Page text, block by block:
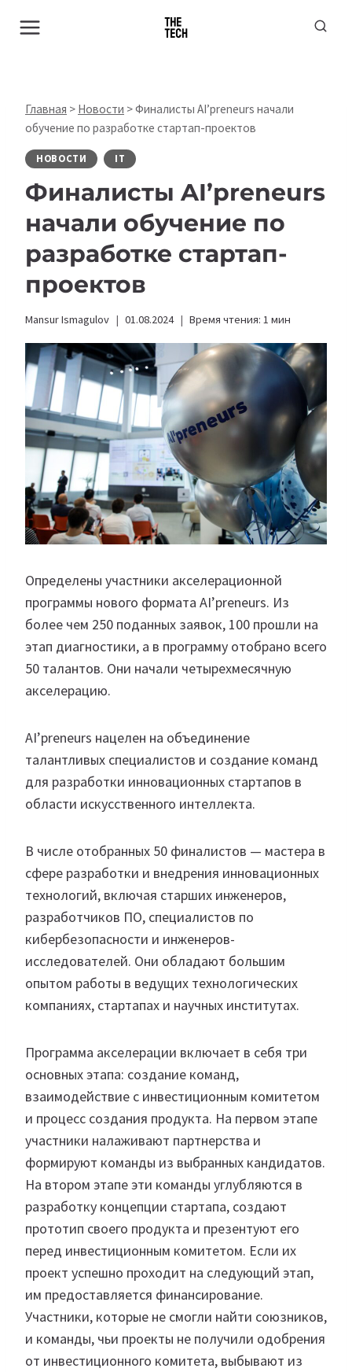
Главная > Новости >Финалисты AI’preneurs начали
обучение по разработке стартап-проектов
НОВОСТИ IT
Финалисты AI’preneurs
начали обучение по
разработке стартап-
проектов
Mansur Ismagulov 01.08.2024 Время чтения: 1 мин
Определены участники акселерационной
программы нового формата AI’preneurs. Из
более чем 250 поданных заявок, 100 прошли на
этап диагностики, а в программу отобрано всего
50 талантов. Они начали четырехмесячную
акселерацию.
AI’preneurs нацелен на объединение
талантливых специалистов и создание команд
для разработки инновационных стартапов в
области искусственного интеллекта.
В числе отобранных 50 финалистов — мастера в
сфере разработки и внедрения инновационных
технологий, включая старших инженеров,
разработчиков ПО, специалистов по
кибербезопасности и инженеров-
исследователей. Они обладают большим
опытом работы в ведущих технологических
компаниях, стартапах и научных институтах.
Программа акселерации включает в себя три
основных этапа: создание команд,
взаимодействие с инвестиционным комитетом
и процесс создания продукта. На первом этапе
участники налаживают партнерства и
формируют команды из выбранных кандидатов.
На втором этапе эти команды углубляются в
разработку концепции стартапа, создают
прототип своего продукта и презентуют его
перед инвестиционным комитетом. Если их
проект успешно проходит на следующий этап,
им предоставляется финансирование.
Участники, которые не смогли найти союзников,
и команды, чьи проекты не получили одобрения
от инвестиционного комитета, выбывают из